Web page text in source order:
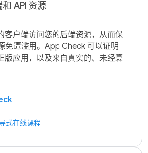
API 资源
客户端访问您的后端资源，从而保
免遭滥用。App Check 可以证明
版应用，以及来自真实的、未经篡
式在线课程